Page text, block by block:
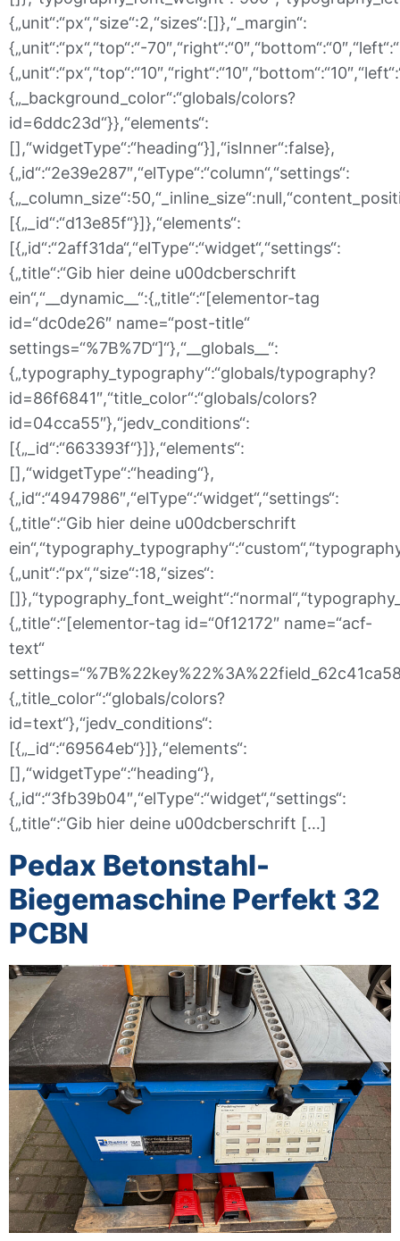
{„unit“:“px“,“size“:2,“sizes“:[]},“_margin“:
{„unit“:“px“,“top“:“-
{„_background_color“:“globals/colors?
id=6ddc23d“}},“elements“:
[],“widgetType“:“heading“}],“isInner“:false},
{„id“:“2e39e287″,“elType“:“column“,“settings“:
[{„_id“:“d13e85f“}]},“elements“:
[{„id“:“2aff31da“,“elType“:“widget“,“settings“:
{„title“:“Gib hier deine u00dcberschrift
ein“,“__dynamic__“:{„title“:“[elementor-tag
id=“dc0de26″ name=“post-title“
settings=“%7B%7D“]“},“__globals__“:
{„typography_typography“:“globals/typography?
id=86f6841″,“title_color“:“globals/colors?
id=04cca55″},“jedv_conditions“:
[{„_id“:“663393f“}]},“elements“:
[],“widgetType“:“heading“},
{„id“:“4947986″,“elType“:“widget“,“settings“:
{„title“:“Gib hier deine u00dcberschrift
{„unit“:“px“,“size“:18,“sizes“:
{„title“:“[elementor-tag id=“0f12172″ name=“acf-
text“
{„title_color“:“globals/colors?
id=text“},“jedv_conditions“:
[{„_id“:“69564eb“}]},“elements“:
[],“widgetType“:“heading“},
{„id“:“3fb39b04″,“elType“:“widget“,“settings“:
{„title“:“Gib hier deine u00dcberschrift […]
Pedax Betonstahl-
Biegemaschine Perfekt 32
PCBN